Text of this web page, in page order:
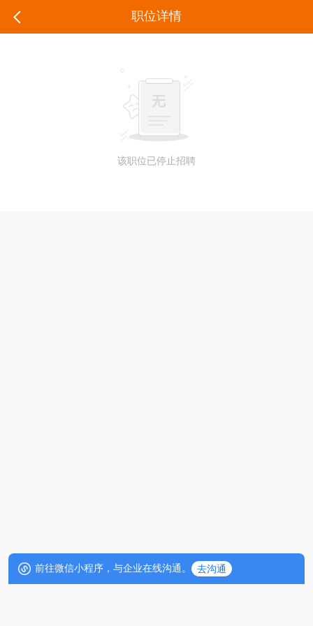
职位详情
该职位已停止招聘
前往微信小程序，与企业在线沟通。 去沟通